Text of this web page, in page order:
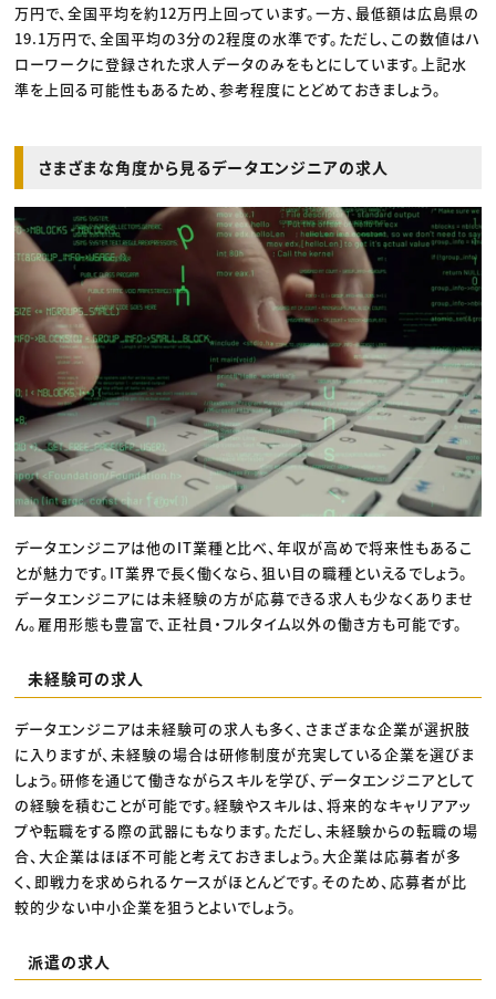
万円で、全国平均を約12万円上回っています。一方、最低額は広島県の
19.1万円で、全国平均の3分の2程度の水準です。ただし、この数値はハ
ローワークに登録された求人データのみをもとにしています。上記水
準を上回る可能性もあるため、参考程度にとどめておきましょう。
さまざまな角度から見るデータエンジニアの求人
データエンジニアは他のIT業種と比べ、年収が高めで将来性もあるこ
とが魅力です。IT業界で長く働くなら、狙い目の職種といえるでしょう。
データエンジニアには未経験の方が応募できる求人も少なくありませ
ん。雇用形態も豊富で、正社員・フルタイム以外の働き方も可能です。
未経験可の求人
データエンジニアは未経験可の求人も多く、さまざまな企業が選択肢
に入りますが、未経験の場合は研修制度が充実している企業を選びま
しょう。研修を通じて働きながらスキルを学び、データエンジニアとして
の経験を積むことが可能です。経験やスキルは、将来的なキャリアアッ
プや転職をする際の武器にもなります。ただし、未経験からの転職の場
合、大企業はほぼ不可能と考えておきましょう。大企業は応募者が多
く、即戦力を求められるケースがほとんどです。そのため、応募者が比
較的少ない中小企業を狙うとよいでしょう。
派遣の求人